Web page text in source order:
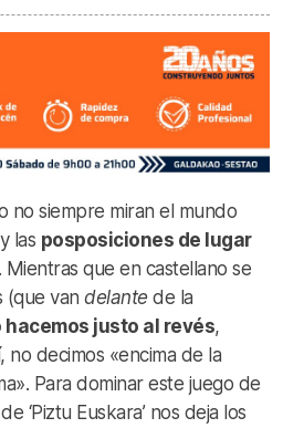
no siempre miran el mundo
las posposiciones de lugar
que en castellano se
(que van delantede la
hacemos justo al revés,
no decimos «encima de la
Para dominar este juego de
‘Piztu Euskara’ nos deja los